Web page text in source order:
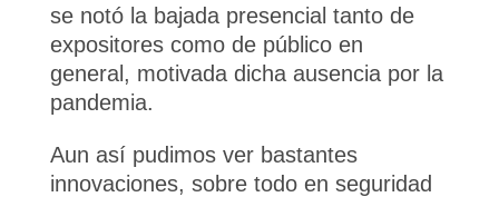
se notó la bajada presencial tanto de
expositores como de público en
general, motivada dicha ausencia por la
pandemia.
Aun así pudimos ver bastantes
innovaciones, sobre todo en seguridad